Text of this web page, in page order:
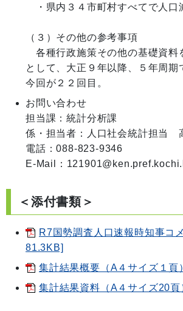
・県内３４市町村すべてで人口
（３）その他の参考事項
各種行政施策その他の基礎資料
として、大正９年以降、５年周期
お問い合わせ
担当課：統計分析課
係・担当者：人口社会統計担当　
電話：088-823-9346
E-Mail：
＜添付書類＞
R7国勢調査人口速報時知事コ
81.3KB]
集計結果概要（A４サイズ１
集計結果資料（A４サイズ20